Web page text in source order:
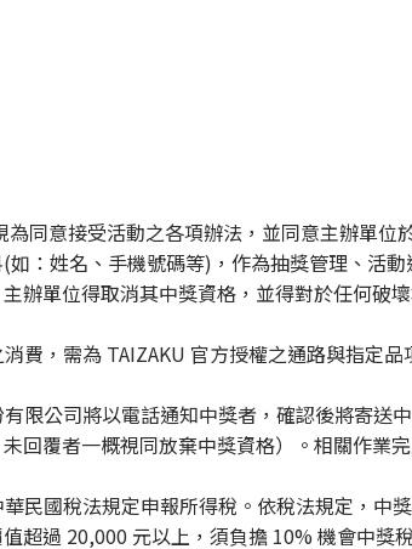
為同意接受活動之各項辦法，並同意主辦單
如：姓名、手機號碼等)，作為抽獎管理、活
辦單位得取消其中獎資格，並得對於任何破
費，需為 TAIZAKU 官方授權之通路與指定品
限公司將以電話通知中獎者，確認後將寄送
回覆者一概視同放棄中獎資格）。相關作業
民國稅法規定申報所得稅。依稅法規定，中
超過 20,000 元以上，須負擔 10% 機會中